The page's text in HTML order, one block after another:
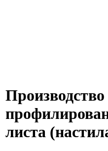
Производство
листа